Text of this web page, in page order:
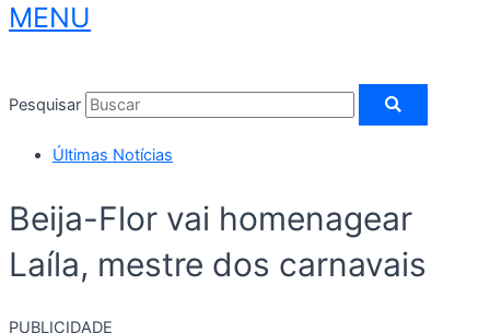
MENU
Pesquisar
Últimas Notícias
Beija-Flor vai homenagear
Laíla, mestre dos carnavais
PUBLICIDADE